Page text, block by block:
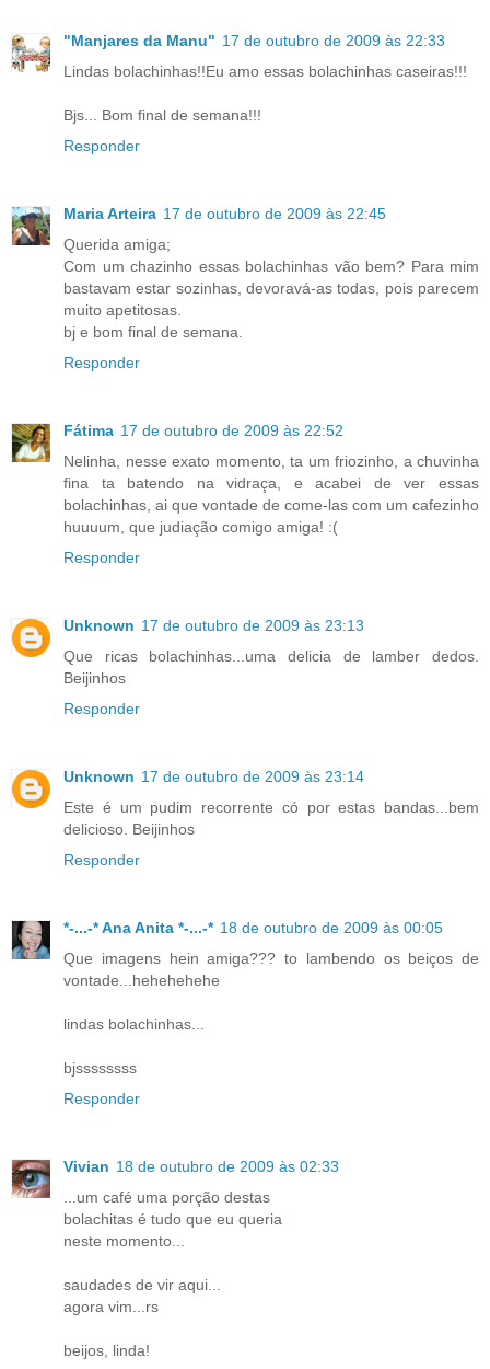
"Manjares da Manu" 17 de outubro de 2009 às 22:33
Lindas bolachinhas!!Eu amo essas bolachinhas caseiras!!!
Bjs... Bom final de semana!!!
Responder
Maria Arteira 17 de outubro de 2009 às 22:45
Querida amiga;
Com um chazinho essas bolachinhas vão bem? Para mim
bastavam estar sozinhas, devoravá-as todas, pois parecem
muito apetitosas.
bj e bom final de semana.
Responder
Fátima 17 de outubro de 2009 às 22:52
Nelinha, nesse exato momento, ta um friozinho, a chuvinha
fina ta batendo na vidraça, e acabei de ver essas
bolachinhas, ai que vontade de come-las com um cafezinho
huuuum, que judiação comigo amiga! :(
Responder
Unknown 17 de outubro de 2009 às 23:13
Que ricas bolachinhas...uma delicia de lamber dedos.
Beijinhos
Responder
Unknown 17 de outubro de 2009 às 23:14
Este é um pudim recorrente có por estas bandas...bem
delicioso. Beijinhos
Responder
*-...-* Ana Anita *-...-* 18 de outubro de 2009 às 00:05
Que imagens hein amiga??? to lambendo os beiços de
vontade...hehehehehe
lindas bolachinhas...
bjssssssss
Responder
Vivian 18 de outubro de 2009 às 02:33
...um café uma porção destas
bolachitas é tudo que eu queria
neste momento...
saudades de vir aqui...
agora vim...rs
beijos, linda!